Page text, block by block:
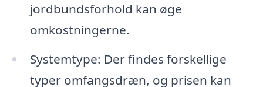
jordbundsforhold kan øge
omkostningerne.
Systemtype: Der findes forskellige
typer omfangsdræn, og prisen kan